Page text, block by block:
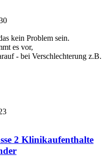
kein Problem sein.
es vor,
- bei Verschlechterung z.B.
2 Klinikaufenthalte